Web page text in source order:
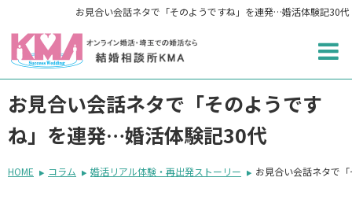
お見合い会話ネタで「そのようですね」を連発…婚活体験記30代
お見合い会話ネタで「そのようです
ね」を連発…婚活体験記30代
HOME コラム 婚活リアル体験・再出発ストーリー お見合い会話ネタで